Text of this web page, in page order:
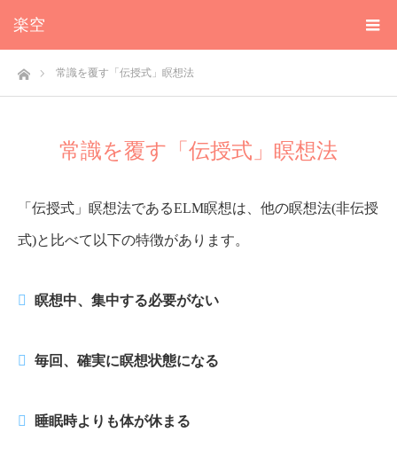
楽空
ホーム常識を覆す「伝授式」瞑想法
常識を覆す「伝授式」瞑想法
「伝授式」瞑想法であるELM瞑想は、他の瞑想法(非伝授
式)と比べて以下の特徴があります。
瞑想中、集中する必要がない
毎回、確実に瞑想状態になる
睡眠時よりも体が休まる